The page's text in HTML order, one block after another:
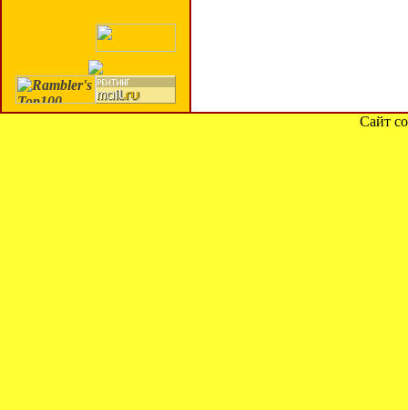
Сайт